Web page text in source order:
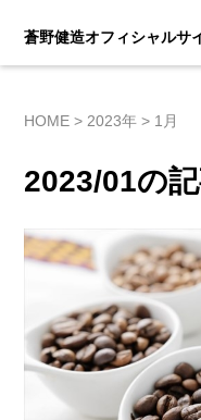
蒼野健造オフィシャルサ
HOME > 2023年 > 1月
2023/01の